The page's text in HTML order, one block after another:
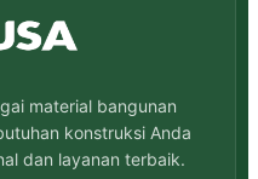
material bangunan
konstruksi Anda
dan layanan terbaik.